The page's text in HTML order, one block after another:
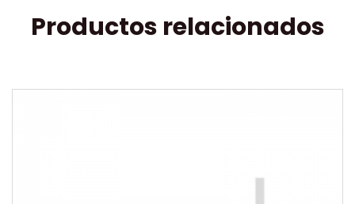
Productos relacionados